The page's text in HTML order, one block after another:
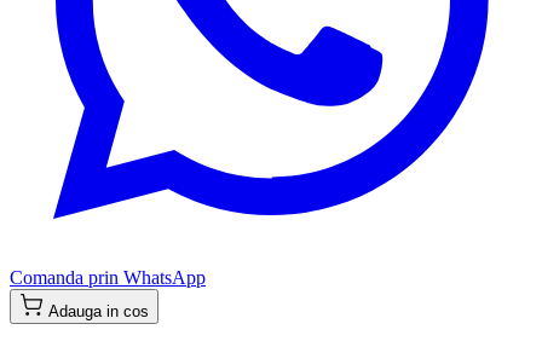
Comanda prin WhatsApp
Adauga in cos